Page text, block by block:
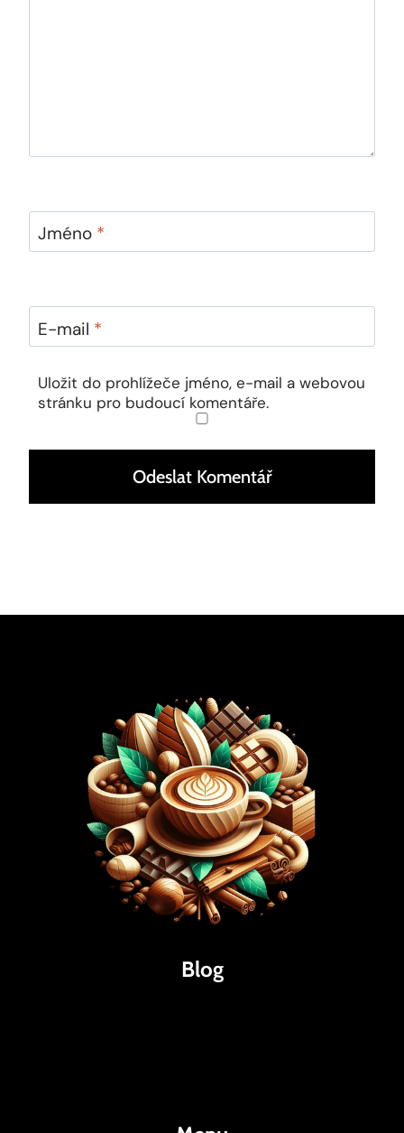
Jméno *
E-mail *
Uložit do prohlížeče jméno, e-mail a webovou
stránku pro budoucí komentáře.
Blog